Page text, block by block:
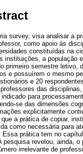
survey, visa analisar a
como apoio às
constituídas na
instituições, a população
primeiro semestre letivo,
e possuírem o mesmo
e 20
das
para
se das dimensões
explicitamente
a prática de copiar,
como necessária para
Essa prática tem no
pesquisa revelou, ainda,
irrelevante de